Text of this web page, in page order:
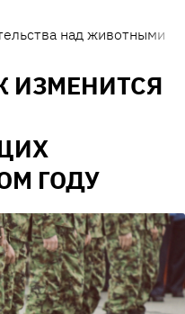
над животными
ИЗМЕНИТСЯ
ГОДУ